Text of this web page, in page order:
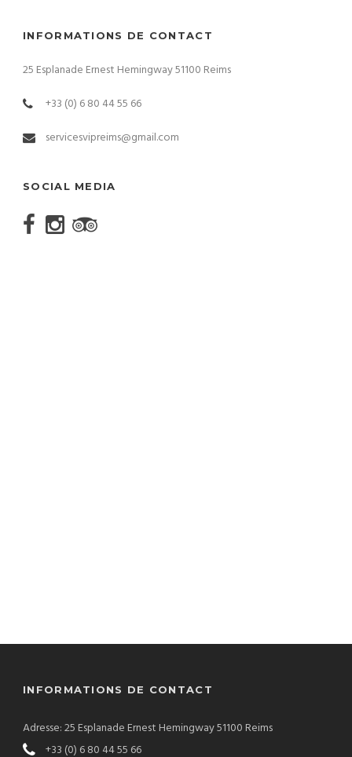
INFORMATIONS DE CONTACT
25 Esplanade Ernest Hemingway 51100 Reims
+33 (0) 6 80 44 55 66
servicesvipreims@gmail.com
SOCIAL MEDIA
INFORMATIONS DE CONTACT
Adresse: 25 Esplanade Ernest Hemingway 51100 Reims
+33 (0) 6 80 44 55 66